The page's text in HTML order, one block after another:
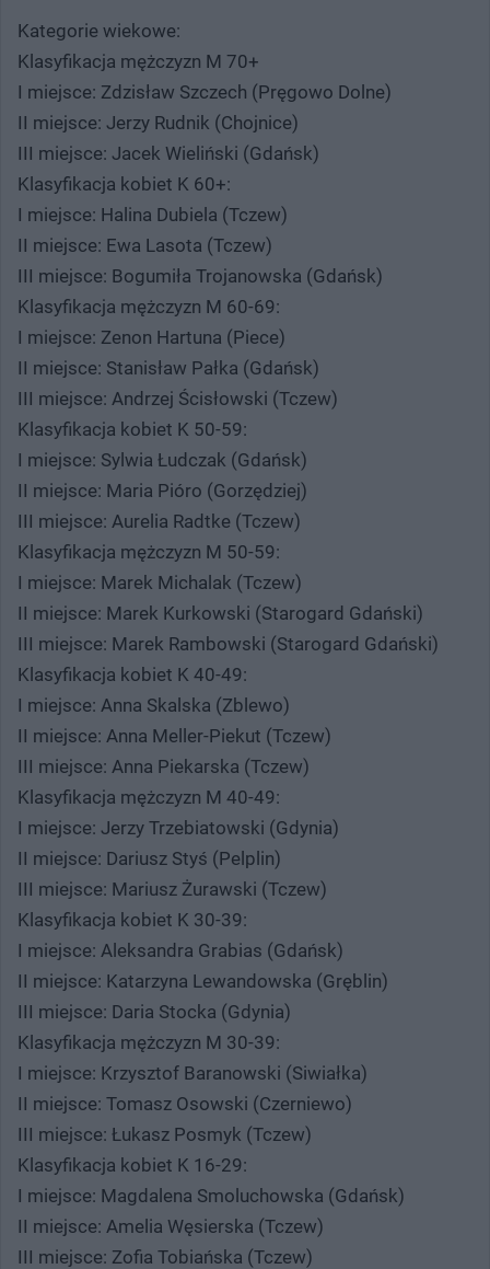
Kategorie wiekowe:
Klasyfikacja mężczyzn M 70+
I miejsce: Zdzisław Szczech (Pręgowo Dolne)
II miejsce: Jerzy Rudnik (Chojnice)
III miejsce: Jacek Wieliński (Gdańsk)
Klasyfikacja kobiet K 60+:
I miejsce: Halina Dubiela (Tczew)
II miejsce: Ewa Lasota (Tczew)
III miejsce: Bogumiła Trojanowska (Gdańsk)
Klasyfikacja mężczyzn M 60-69:
I miejsce: Zenon Hartuna (Piece)
II miejsce: Stanisław Pałka (Gdańsk)
III miejsce: Andrzej Ścisłowski (Tczew)
Klasyfikacja kobiet K 50-59:
I miejsce: Sylwia Łudczak (Gdańsk)
II miejsce: Maria Pióro (Gorzędziej)
III miejsce: Aurelia Radtke (Tczew)
Klasyfikacja mężczyzn M 50-59:
I miejsce: Marek Michalak (Tczew)
II miejsce: Marek Kurkowski (Starogard Gdański)
III miejsce: Marek Rambowski (Starogard Gdański)
Klasyfikacja kobiet K 40-49:
I miejsce: Anna Skalska (Zblewo)
II miejsce: Anna Meller-Piekut (Tczew)
III miejsce: Anna Piekarska (Tczew)
Klasyfikacja mężczyzn M 40-49:
I miejsce: Jerzy Trzebiatowski (Gdynia)
II miejsce: Dariusz Styś (Pelplin)
III miejsce: Mariusz Żurawski (Tczew)
Klasyfikacja kobiet K 30-39:
I miejsce: Aleksandra Grabias (Gdańsk)
II miejsce: Katarzyna Lewandowska (Gręblin)
III miejsce: Daria Stocka (Gdynia)
Klasyfikacja mężczyzn M 30-39:
I miejsce: Krzysztof Baranowski (Siwiałka)
II miejsce: Tomasz Osowski (Czerniewo)
III miejsce: Łukasz Posmyk (Tczew)
Klasyfikacja kobiet K 16-29:
I miejsce: Magdalena Smoluchowska (Gdańsk)
II miejsce: Amelia Węsierska (Tczew)
III miejsce: Zofia Tobiańska (Tczew)